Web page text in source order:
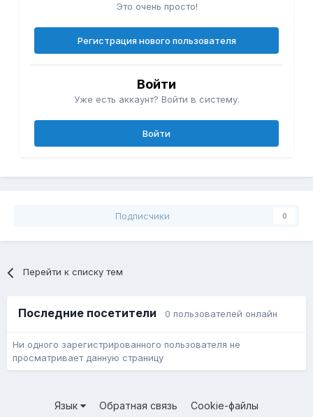
Это очень просто!
Регистрация нового пользователя
Войти
Уже есть аккаунт? Войти в систему.
Войти
Подписчики 0
Перейти к списку тем
Последние посетители 0 пользователей онлайн
Ни одного зарегистрированного пользователя не
просматривает данную страницу
Язык Обратная связь Cookie-файлы